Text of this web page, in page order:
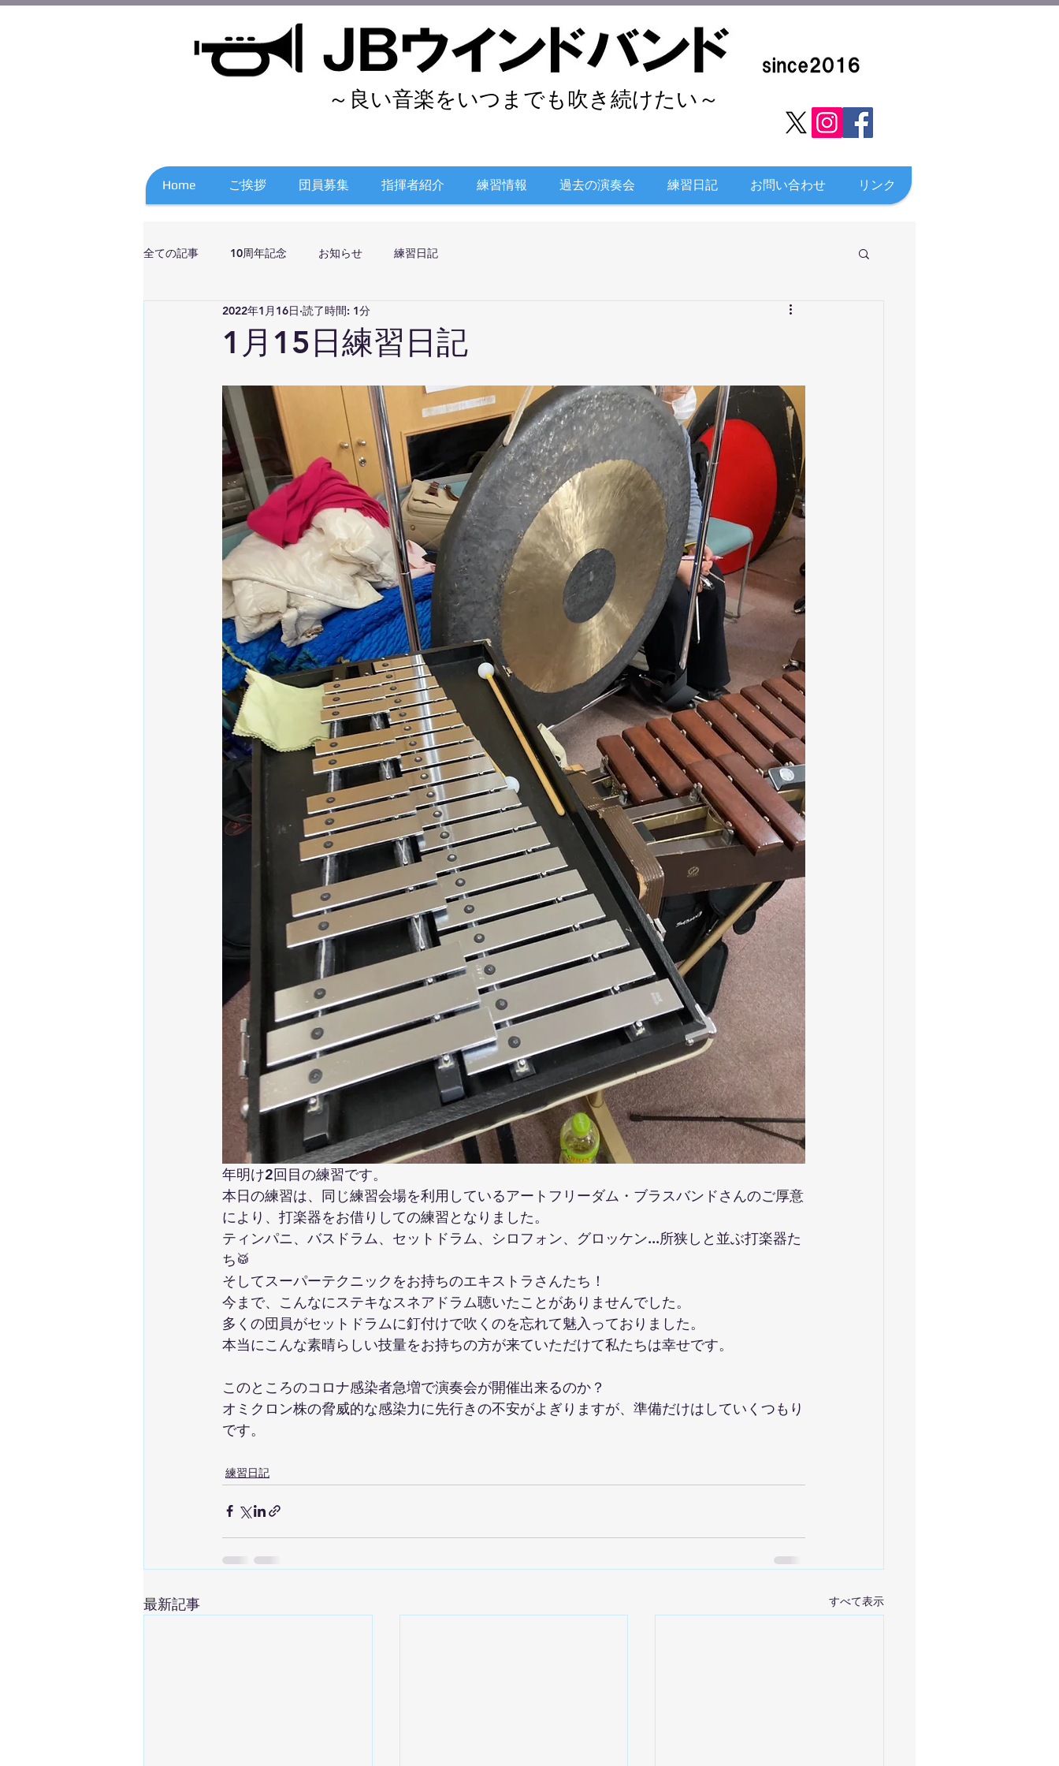
～良い音楽をいつまでも吹き続けたい～​
Home ご挨拶 団員募集 指揮者紹介 練習情報 過去の演奏会 練習日記 お問い合わせ リンク
全ての記事 10周年記念 お知らせ 練習日記
1月15日練習日記
2022年1月16日 読了時間: 1分
年明け2回目の練習です。
本日の練習は、同じ練習会場を利用しているアートフリーダム・ブラスバンドさんのご厚意
により、打楽器をお借りしての練習となりました。
ティンパニ、バスドラム、セットドラム、シロフォン、グロッケン...所狭しと並ぶ打楽器た
ち🥁
そしてスーパーテクニックをお持ちのエキストラさんたち！
今まで、こんなにステキなスネアドラム聴いたことがありませんでした。
多くの団員がセットドラムに釘付けで吹くのを忘れて魅入っておりました。
本当にこんな素晴らしい技量をお持ちの方が来ていただけて私たちは幸せです。
このところのコロナ感染者急増で演奏会が開催出来るのか？
オミクロン株の脅威的な感染力に先行きの不安がよぎりますが、準備だけはしていくつもり
です。
練習日記
最新記事 すべて表示